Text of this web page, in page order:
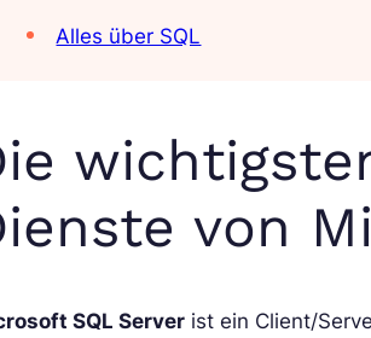
Alles über SQL
von
SQL Server ist ein Client/